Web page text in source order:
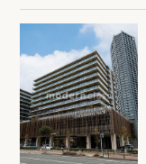
商標について